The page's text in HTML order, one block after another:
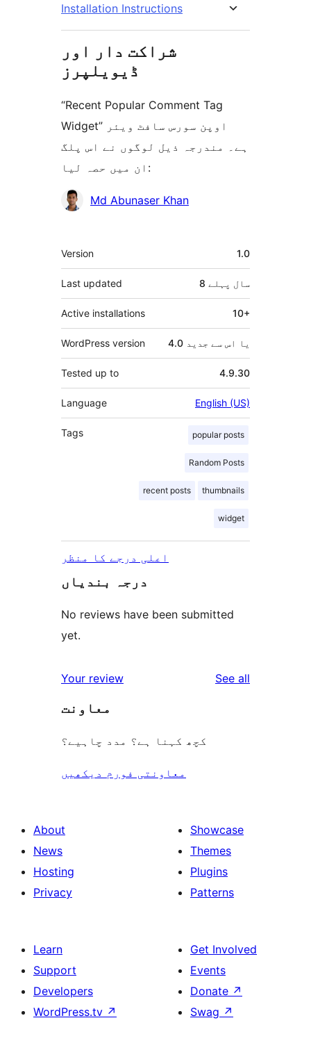
Installation Instructions
شراکت دار اور
ڈیویلپرز
“Recent Popular Comment Tag
Widget” اوپن سورس سافٹ ویئر
ہے۔ مندرجہ ذیل لوگوں نے اس پلگ
ان میں حصہ لیا:
شراکتMd Abunaser Khan
میٹا
Version 1.0
Last updated 8 سال پہلے
Active installations 10+
WordPress version 4.0 یا اس سے جدید
Tested up to 4.9.30
Language English (US)
Tags popular posts
Random Posts
recent posts thumbnails
widget
اعلی درجے کا منظر
درجہ بندیاں
No reviews have been submitted
yet.
Your review See all
معاونت
کچھ کہنا ہے؟ مدد چاہیے؟
معاونتی فورم دیکھیں
About
News
Hosting
Privacy
Showcase
Themes
Plugins
Patterns
Learn
Support
Developers
WordPress.tv ↗
Get Involved
Events
Donate ↗
Swag ↗